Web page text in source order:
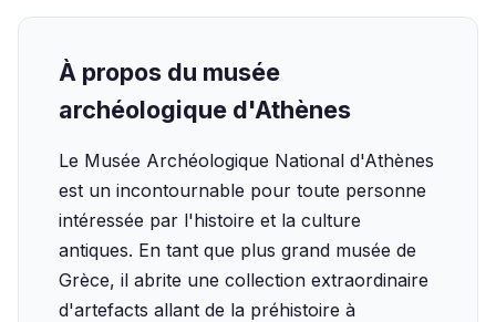
À propos du musée
archéologique d'Athènes
Le Musée Archéologique National d'Athènes
est un incontournable pour toute personne
intéressée par l'histoire et la culture
antiques. En tant que plus grand musée de
Grèce, il abrite une collection extraordinaire
d'artefacts allant de la préhistoire à